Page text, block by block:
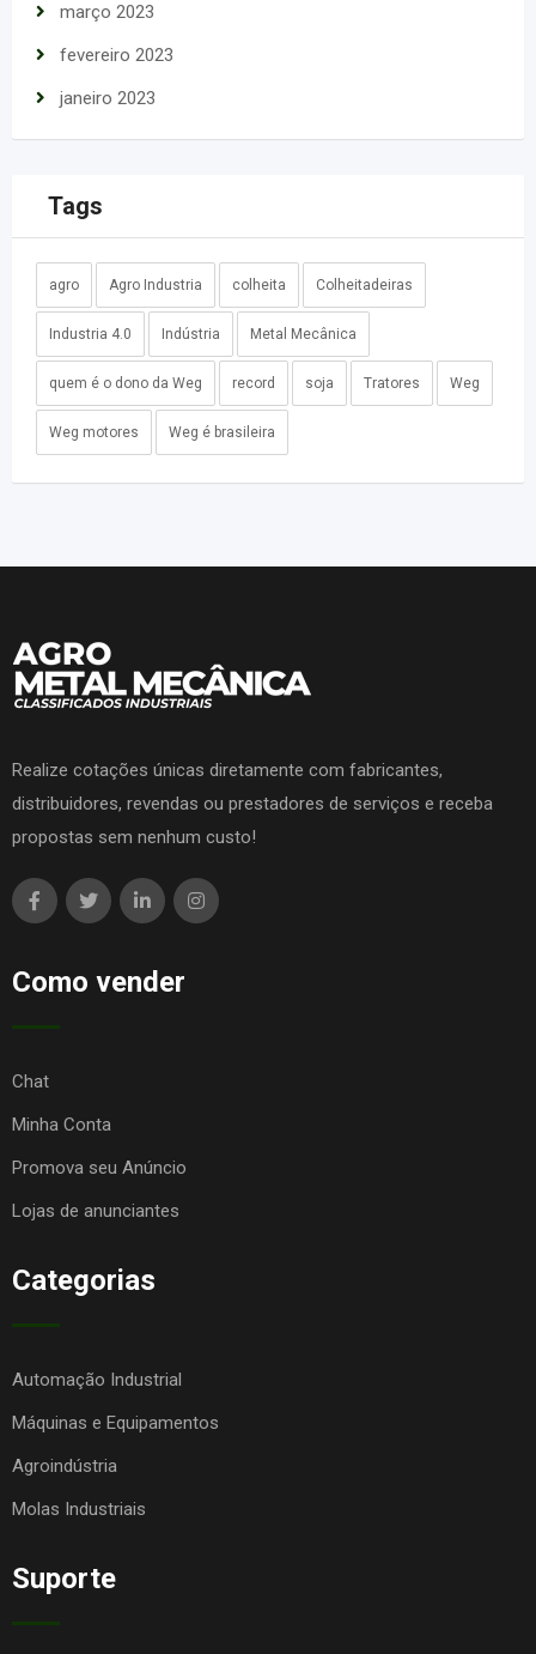
março 2023
fevereiro 2023
janeiro 2023
Tags
agro Agro Industria colheita Colheitadeiras
Industria 4.0 Indústria Metal Mecânica
quem é o dono da Weg record soja Tratores Weg
Weg motores Weg é brasileira
Realize cotações únicas diretamente com fabricantes,
distribuidores, revendas ou prestadores de serviços e receba
propostas sem nenhum custo!
Como vender
Chat
Minha Conta
Promova seu Anúncio
Lojas de anunciantes
Categorias
Automação Industrial
Máquinas e Equipamentos
Agroindústria
Molas Industriais
Suporte